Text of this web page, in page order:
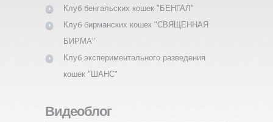
Клуб бенгальских кошек "БЕНГАЛ"
Клуб бирманских кошек "СВЯЩЕННАЯ
БИРМА"
Клуб экспериментального разведения
кошек "ШАНС"
Видеоблог